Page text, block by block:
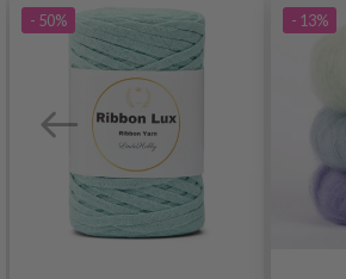
- 50% - 13%